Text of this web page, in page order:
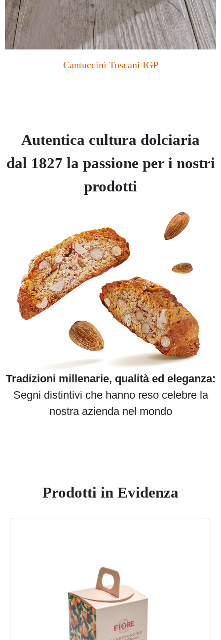
Cantuccini Toscani IGP
Autentica cultura dolciaria
dal 1827 la passione per i nostri
prodotti
Tradizioni millenarie, qualità ed eleganza:
Segni distintivi che hanno reso celebre la
nostra azienda nel mondo
Prodotti in Evidenza